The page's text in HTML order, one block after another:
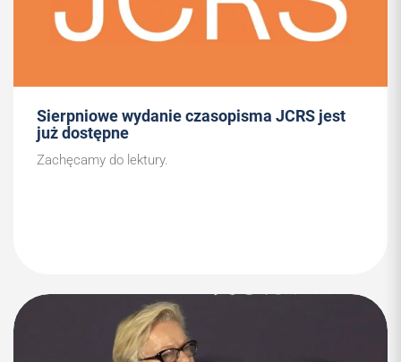
Sierpniowe wydanie czasopisma JCRS jest
już dostępne
Zachęcamy do lektury.